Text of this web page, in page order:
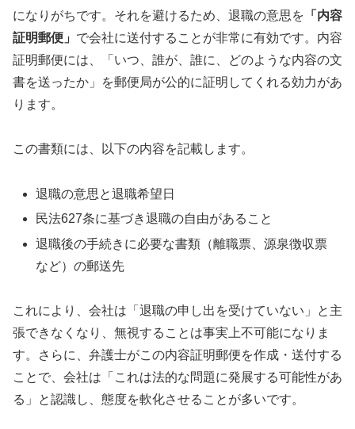
になりがちです。それを避けるため、退職の意思を 「内容
証明郵便」 で会社に送付することが非常に有効です。内容
証明郵便には、「いつ、誰が、誰に、どのような内容の文
書を送ったか」を郵便局が公的に証明してくれる効力があ
ります。
この書類には、以下の内容を記載します。
退職の意思と退職希望日
民法627条に基づき退職の自由があること
退職後の手続きに必要な書類（離職票、源泉徴収票
など）の郵送先
これにより、会社は「退職の申し出を受けていない」と主
張できなくなり、無視することは事実上不可能になりま
す。さらに、弁護士がこの内容証明郵便を作成・送付する
ことで、会社は「これは法的な問題に発展する可能性があ
る」と認識し、態度を軟化させることが多いです。